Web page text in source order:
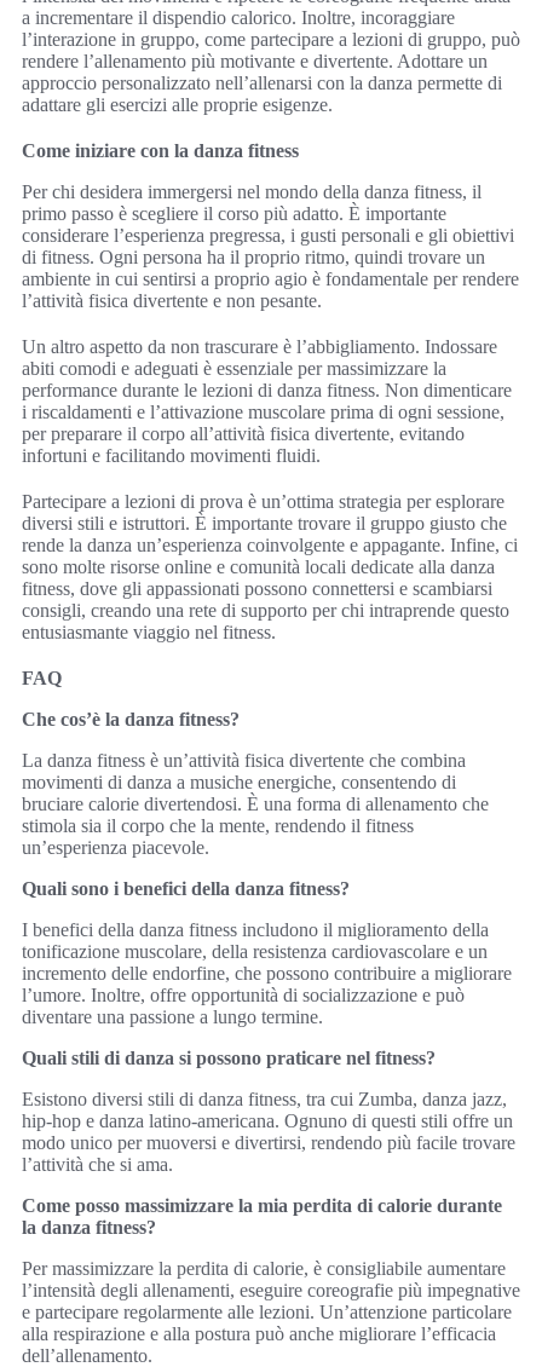
a incrementare il dispendio calorico. Inoltre, incoraggiare
l’interazione in gruppo, come partecipare a lezioni di gruppo, può
rendere l’allenamento più motivante e divertente. Adottare un
approccio personalizzato nell’allenarsi con la danza permette di
adattare gli esercizi alle proprie esigenze.
Come iniziare con la danza fitness
Per chi desidera immergersi nel mondo della danza fitness, il
primo passo è scegliere il corso più adatto. È importante
considerare l’esperienza pregressa, i gusti personali e gli obiettivi
di fitness. Ogni persona ha il proprio ritmo, quindi trovare un
ambiente in cui sentirsi a proprio agio è fondamentale per rendere
l’attività fisica divertente e non pesante.
Un altro aspetto da non trascurare è l’abbigliamento. Indossare
abiti comodi e adeguati è essenziale per massimizzare la
performance durante le lezioni di danza fitness. Non dimenticare
i riscaldamenti e l’attivazione muscolare prima di ogni sessione,
per preparare il corpo all’attività fisica divertente, evitando
infortuni e facilitando movimenti fluidi.
Partecipare a lezioni di prova è un’ottima strategia per esplorare
diversi stili e istruttori. È importante trovare il gruppo giusto che
rende la danza un’esperienza coinvolgente e appagante. Infine, ci
sono molte risorse online e comunità locali dedicate alla danza
fitness, dove gli appassionati possono connettersi e scambiarsi
consigli, creando una rete di supporto per chi intraprende questo
entusiasmante viaggio nel fitness.
FAQ
Che cos’è la danza fitness?
La danza fitness è un’attività fisica divertente che combina
movimenti di danza a musiche energiche, consentendo di
bruciare calorie divertendosi. È una forma di allenamento che
stimola sia il corpo che la mente, rendendo il fitness
un’esperienza piacevole.
Quali sono i benefici della danza fitness?
I benefici della danza fitness includono il miglioramento della
tonificazione muscolare, della resistenza cardiovascolare e un
incremento delle endorfine, che possono contribuire a migliorare
l’umore. Inoltre, offre opportunità di socializzazione e può
diventare una passione a lungo termine.
Quali stili di danza si possono praticare nel fitness?
Esistono diversi stili di danza fitness, tra cui Zumba, danza jazz,
hip-hop e danza latino-americana. Ognuno di questi stili offre un
modo unico per muoversi e divertirsi, rendendo più facile trovare
l’attività che si ama.
Come posso massimizzare la mia perdita di calorie durante
la danza fitness?
Per massimizzare la perdita di calorie, è consigliabile aumentare
l’intensità degli allenamenti, eseguire coreografie più impegnative
e partecipare regolarmente alle lezioni. Un’attenzione particolare
alla respirazione e alla postura può anche migliorare l’efficacia
dell’allenamento.